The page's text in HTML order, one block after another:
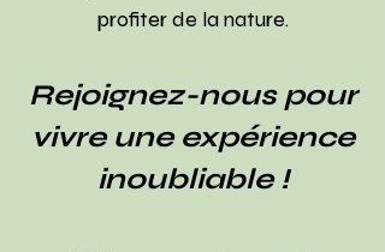
profiter de la nature.
Rejoignez-nous pour
vivre une expérience
inoubliable !